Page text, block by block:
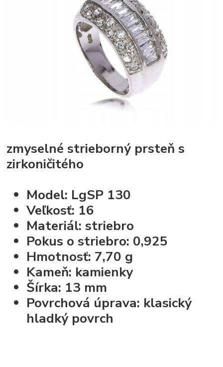
zmyselné strieborný prsteň s
zirkoničitého
Model: LgSP 130
Veľkosť: 16
Materiál: striebro
Pokus o striebro: 0,925
Hmotnosť: 7,70 g
Kameň: kamienky
Šírka: 13 mm
Povrchová úprava: klasický
hladký povrch